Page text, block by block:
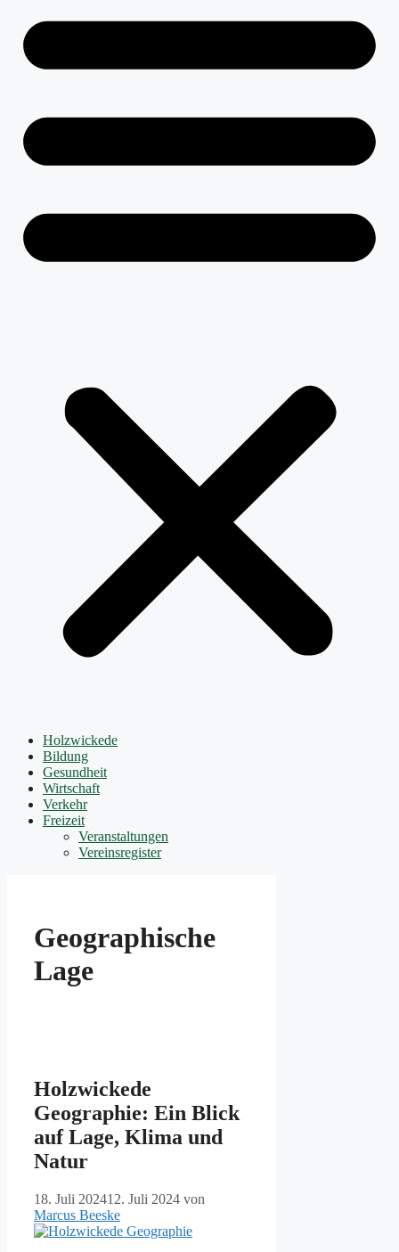
Holzwickede
Bildung
Gesundheit
Wirtschaft
Verkehr
Freizeit
Veranstaltungen
Vereinsregister
Geographische
Lage
Holzwickede
Geographie: Ein Blick
auf Lage, Klima und
Natur
18. Juli 202412. Juli 2024 von
Marcus Beeske